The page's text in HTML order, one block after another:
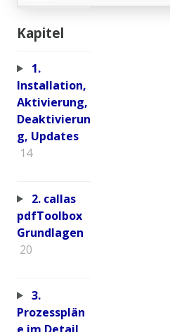
Kapitel
1.
Installation,
Aktivierung,
Deaktivierun
g, Updates
14
2. callas
pdfToolbox
Grundlagen
20
3.
Prozessplän
e im Detail